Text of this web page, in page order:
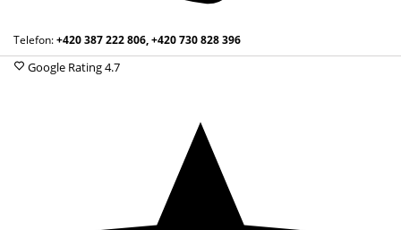
Telefon:+420 387 222 806, +420 730 828 396
Google Rating4.7